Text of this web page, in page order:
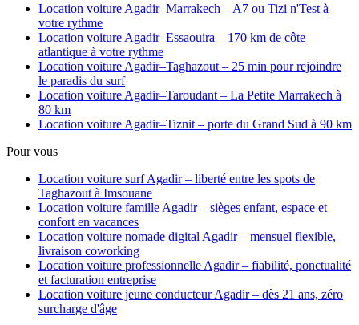
Location voiture Agadir–Marrakech – A7 ou Tizi n'Test à
votre rythme
Location voiture Agadir–Essaouira – 170 km de côte
atlantique à votre rythme
Location voiture Agadir–Taghazout – 25 min pour rejoindre
le paradis du surf
Location voiture Agadir–Taroudant – La Petite Marrakech à
80 km
Location voiture Agadir–Tiznit – porte du Grand Sud à 90 km
Pour vous
Location voiture surf Agadir – liberté entre les spots de
Taghazout à Imsouane
Location voiture famille Agadir – sièges enfant, espace et
confort en vacances
Location voiture nomade digital Agadir – mensuel flexible,
livraison coworking
Location voiture professionnelle Agadir – fiabilité, ponctualité
et facturation entreprise
Location voiture jeune conducteur Agadir – dès 21 ans, zéro
surcharge d'âge